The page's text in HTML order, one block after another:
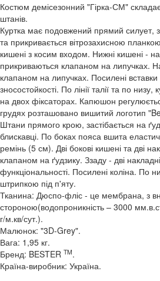
Костюм демісезонний "Гірка-СМ"
штанів.
Куртка має подовжений прямий силует,
та прикривається вітрозахисною
кишені з косим входом. Нижні кишені -
прикриваються клапаном на липучках.
клапаном на липучках. Посилені вставки
зносостойкості. По лінії талії та по
на двох фіксаторах. Капюшон
грудях розташовано вишитий логотип
Штани прямого крою, застібається на
блискавці. По боках пояса вшита
ремінь (5 см). Дві бокові кишені та дві
клапаном на ґудзику. Ззаду - дві
функціональності. Посилені коліна. По
штрипкою під п'яту.
Тканина: Дюспо-фліс - це мембрана, з
стороною(водопроникність – 3000
г/м.кв/сут.).
Малюнок: "3D-Grey".
Вага: 1,95 кг.
Бренд: BESTER TM.
Країна-виробник: Україна.